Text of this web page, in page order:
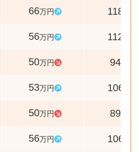
66万円 118
56万円 112
50万円 94
53万円 106
50万円 89
56万円 106